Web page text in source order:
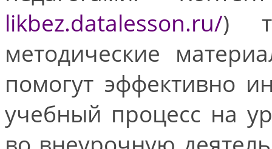
likbez.datalesson.ru/)
методические
помогут эффективно
учебный процесс на